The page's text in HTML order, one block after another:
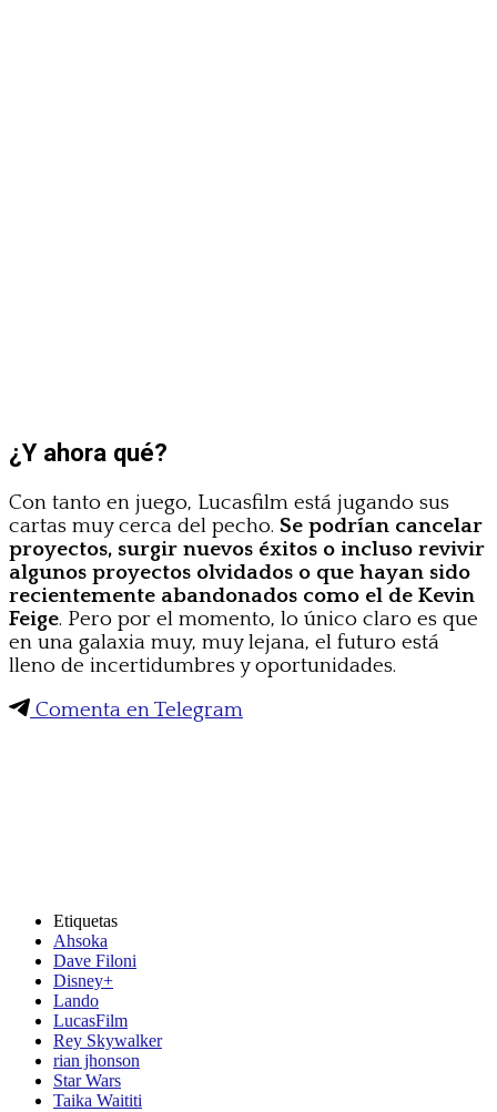
¿Y ahora qué?
Con tanto en juego, Lucasfilm está jugando sus
cartas muy cerca del pecho. Se podrían cancelar
proyectos, surgir nuevos éxitos o incluso revivir
algunos proyectos olvidados o que hayan sido
recientemente abandonados como el de Kevin
Feige. Pero por el momento, lo único claro es que
en una galaxia muy, muy lejana, el futuro está
lleno de incertidumbres y oportunidades.
Comenta en Telegram
Etiquetas
Ahsoka
Dave Filoni
Disney+
Lando
LucasFilm
Rey Skywalker
rian jhonson
Star Wars
Taika Waititi